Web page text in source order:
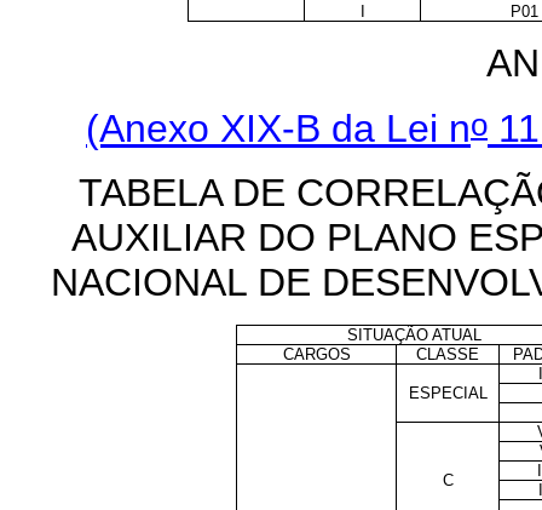
P01
(Anexo XIX-B da Lei no
TABELA DE
AUXILIAR DO PLANO
NACIONAL DE
SITUAÇÃO ATUAL
CARGOS
CLASSE
ESPECIAL
C